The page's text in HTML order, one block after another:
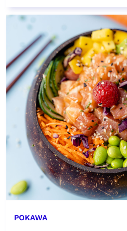
EN SAVOIR PLUS
POKAWA